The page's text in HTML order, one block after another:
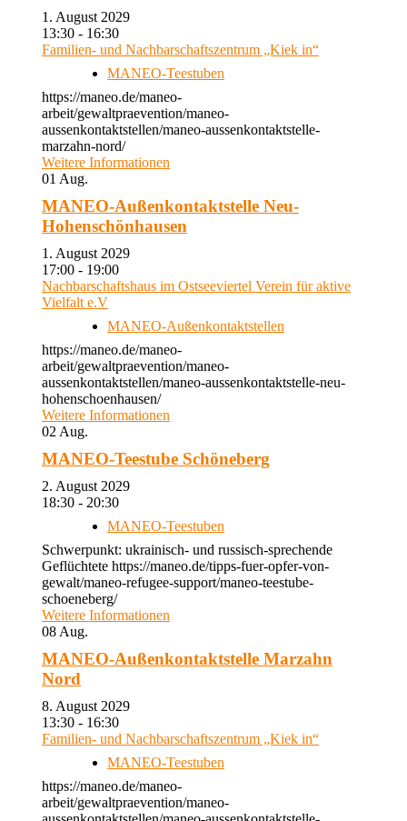
1. August 2029
13:30 - 16:30
Familien- und Nachbarschaftszentrum „Kiek in“
MANEO-Teestuben
https://maneo.de/maneo-
arbeit/gewaltpraevention/maneo-
aussenkontaktstellen/maneo-aussenkontaktstelle-
marzahn-nord/
Weitere Informationen
01 Aug.
MANEO-Außenkontaktstelle Neu-
Hohenschönhausen
1. August 2029
17:00 - 19:00
Nachbarschaftshaus im Ostseeviertel Verein für aktive
Vielfalt e.V
MANEO-Außenkontaktstellen
https://maneo.de/maneo-
arbeit/gewaltpraevention/maneo-
aussenkontaktstellen/maneo-aussenkontaktstelle-neu-
hohenschoenhausen/
Weitere Informationen
02 Aug.
MANEO-Teestube Schöneberg
2. August 2029
18:30 - 20:30
MANEO-Teestuben
Schwerpunkt: ukrainisch- und russisch-sprechende
Geflüchtete https://maneo.de/tipps-fuer-opfer-von-
gewalt/maneo-refugee-support/maneo-teestube-
schoeneberg/
Weitere Informationen
08 Aug.
MANEO-Außenkontaktstelle Marzahn
Nord
8. August 2029
13:30 - 16:30
Familien- und Nachbarschaftszentrum „Kiek in“
MANEO-Teestuben
https://maneo.de/maneo-
arbeit/gewaltpraevention/maneo-